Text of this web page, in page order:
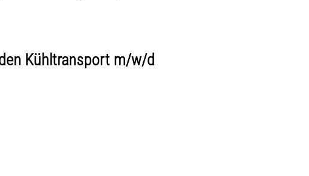
Kühltransport m/w/d